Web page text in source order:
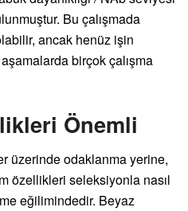
Bu çalışmada
ancak henüz işin
aşamalarda birçok çalışma
Önemli
üzerinde odaklanma yerine,
özellikleri seleksiyonla nasıl
eğilimindedir. Beyaz